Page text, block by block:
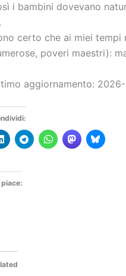
i bambini dovevano
certo che ai miei tempi
poveri maestri):
aggiornamento: 2026-